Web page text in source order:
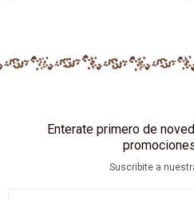
Enterate primero de
Suscribite a